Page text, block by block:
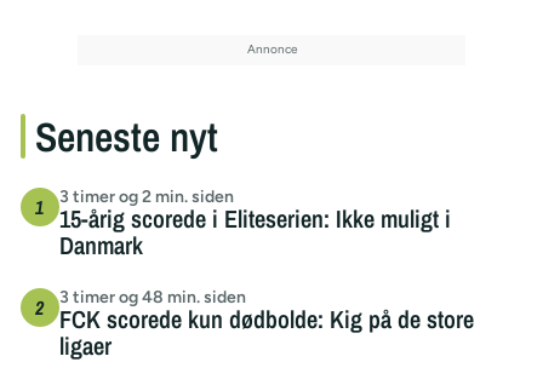
Seneste nyt
3 timer og 2 min. siden
15-årig scorede i Eliteserien: Ikke muligt i
Danmark
3 timer og 48 min. siden
FCK scorede kun dødbolde: Kig på de store
ligaer